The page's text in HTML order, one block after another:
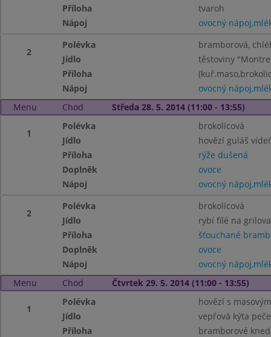
Příloha
tvaroh
Nápoj
ovocný
2
Polévka
bramborová,
Jídlo
těstoviny
Příloha
Nápoj
ovocný
Menu
Chod Středa 28. 5. 2014 (11:00 - 13:55)
1
Polévka
brokolicová
Jídlo
hovězí guláš
Příloha
rýže dušená
Doplněk
ovoce
Nápoj
ovocný
2
Polévka
brokolicová
Jídlo
rybí filé na
Příloha
šťouchané
Doplněk
ovoce
Nápoj
ovocný
Menu
Chod Čtvrtek 29. 5. 2014 (11:00 - 13:55)
1
Polévka
hovězí s
Jídlo
vepřová kýta
Příloha
bramborové